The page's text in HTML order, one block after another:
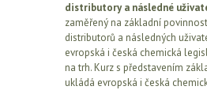
distributory a následné
zaměřený na základní
distributorů a následných
evropská i česká chemická
na trh. Kurz s představením
ukládá evropská i česká